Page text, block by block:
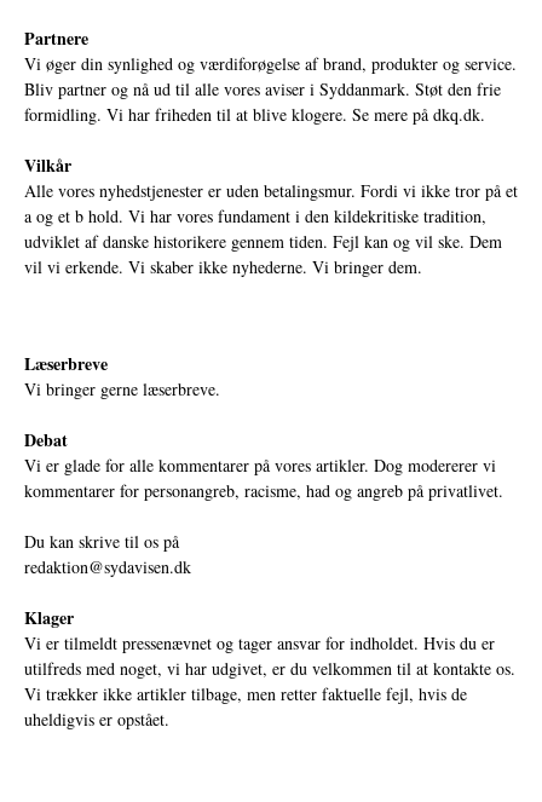
Partnere
Vi øger din synlighed og værdiforøgelse af brand, produkter og service.
Bliv partner og nå ud til alle vores aviser i Syddanmark. Støt den frie
formidling. Vi har friheden til at blive klogere. Se mere på dkq.dk.
Vilkår
Alle vores nyhedstjenester er uden betalingsmur. Fordi vi ikke tror på et
a og et b hold. Vi har vores fundament i den kildekritiske tradition,
udviklet af danske historikere gennem tiden. Fejl kan og vil ske. Dem
vil vi erkende. Vi skaber ikke nyhederne. Vi bringer dem.
Læserbreve
Vi bringer gerne læserbreve.
Debat
Vi er glade for alle kommentarer på vores artikler. Dog modererer vi
kommentarer for personangreb, racisme, had og angreb på privatlivet.
Du kan skrive til os på
redaktion@sydavisen.dk
Klager
Vi er tilmeldt pressenævnet og tager ansvar for indholdet. Hvis du er
utilfreds med noget, vi har udgivet, er du velkommen til at kontakte os.
Vi trækker ikke artikler tilbage, men retter faktuelle fejl, hvis de
uheldigvis er opstået.